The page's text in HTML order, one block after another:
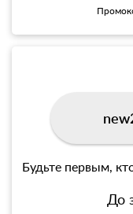
Будьте первым,
До